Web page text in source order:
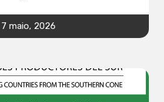
7 maio, 2026